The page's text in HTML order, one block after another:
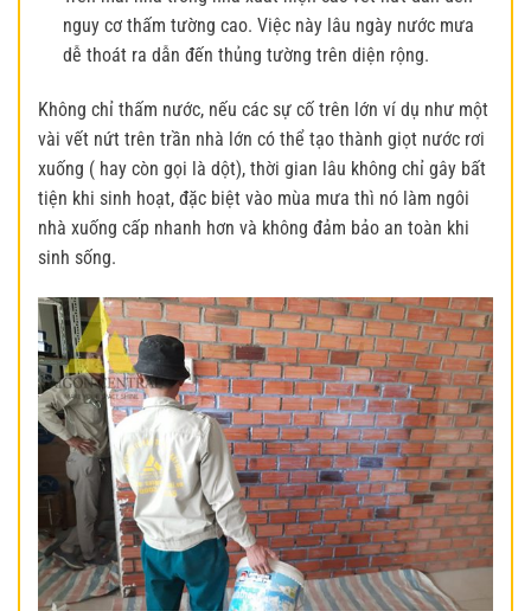
nguy cơ thấm tường cao. Việc này lâu ngày nước mưa
dễ thoát ra dẫn đến thủng tường trên diện rộng.
Không chỉ thấm nước, nếu các sự cố trên lớn ví dụ như một
vài vết nứt trên trần nhà lớn có thể tạo thành giọt nước rơi
xuống ( hay còn gọi là dột), thời gian lâu không chỉ gây bất
tiện khi sinh hoạt, đặc biệt vào mùa mưa thì nó làm ngôi
nhà xuống cấp nhanh hơn và không đảm bảo an toàn khi
sinh sống.